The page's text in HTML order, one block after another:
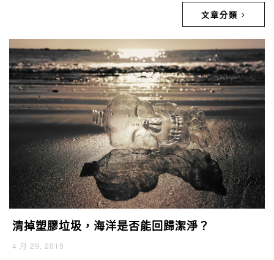
文章分類
清掉塑膠垃圾，海洋是否能回歸潔淨？
4 月 29, 2019